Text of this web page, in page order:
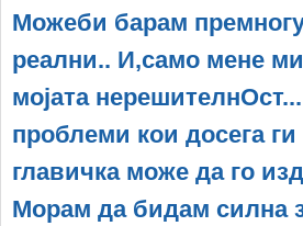
Можеби барам
реални.. И,само мене
мојата
проблеми кои досега
главичка може да го
Мoрам да бидам силна